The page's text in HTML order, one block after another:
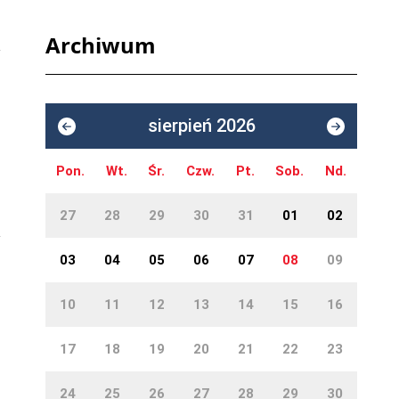
Archiwum
sierpień 2026
Pon. Wt. Śr. Czw. Pt. Sob. Nd.
27 28 29 30 31 01 02
03 04 05 06 07 08 09
10 11 12 13 14 15 16
17 18 19 20 21 22 23
24 25 26 27 28 29 30